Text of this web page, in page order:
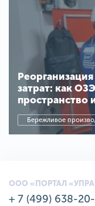
затрат: как
пространство
Бережливое
ООО «ПОРТАЛ
+ 7 (499) 638-